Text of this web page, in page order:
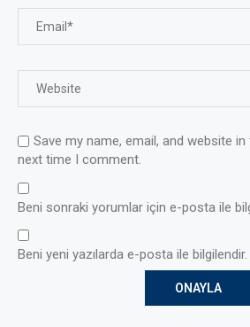
Save my name, email, and website
next time I comment.
Beni sonraki yorumlar için e-posta ile
Beni yeni yazılarda e-posta ile bilgilendir.